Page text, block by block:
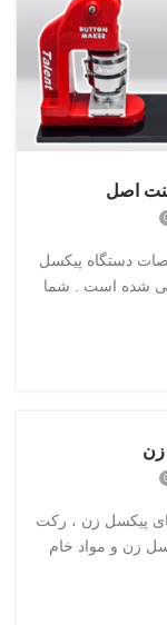
اصل
دستگاه پیکسل
شده است . شما
زن
پیکسل زن ، رکت
زن و مواد خام